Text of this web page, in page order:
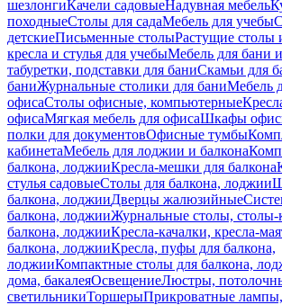
шезлонгиКачели садовыеНадувная мебель
походныеСтолы для садаМебель для учебы
детскиеПисьменные столыРастущие столы
кресла и стулья для учебыМебель для бани
табуретки, подставки для баниСкамьи для
баниЖурнальные столики для баниМебель
офисаСтолы офисные, компьютерные
офисаМягкая мебель для офисаШкафы
полки для документовОфисные тумбы
кабинетаМебель для лоджии и балкона
балкона, лоджииКресла-мешки для балкона
стулья садовыеСтолы для балкона, лоджии
балкона, лоджииДверцы жалюзийные
балкона, лоджииЖурнальные столы, столы-
балкона, лоджииКресла-качалки, кресла-
балкона, лоджииКресла, пуфы для балкона,
лоджииКомпактные столы для балкона,
дома, бакалеяОсвещениеЛюстры,
светильникиТоршерыПрикроватные лампы,